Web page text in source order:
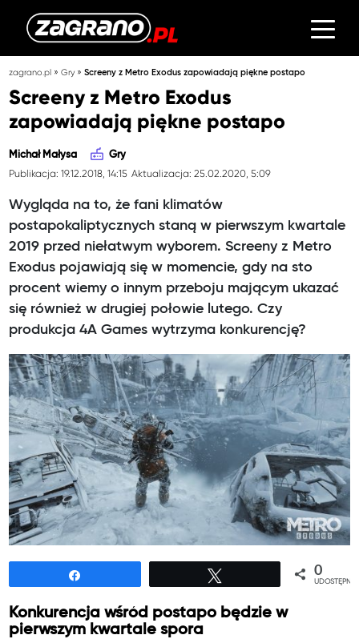
zagrano.pl »Gry»Screeny z Metro Exodus zapowiadają piękne postapo
Screeny z Metro Exodus
zapowiadają piękne postapo
Michał Małysa Gry
Publikacja: 19.12.2018, 14:15 Aktualizacja: 25.02.2020, 5:09
Wygląda na to, że fani klimatów
postapokaliptycznych staną w pierwszym kwartale
2019 przed niełatwym wyborem. Screeny z Metro
Exodus pojawiają się w momencie, gdy na sto
procent wiemy o innym przeboju mającym ukazać
się również w drugiej połowie lutego. Czy
produkcja 4A Games wytrzyma konkurencję?
0
Konkurencja wśród postapo będzie w
pierwszym kwartale spora